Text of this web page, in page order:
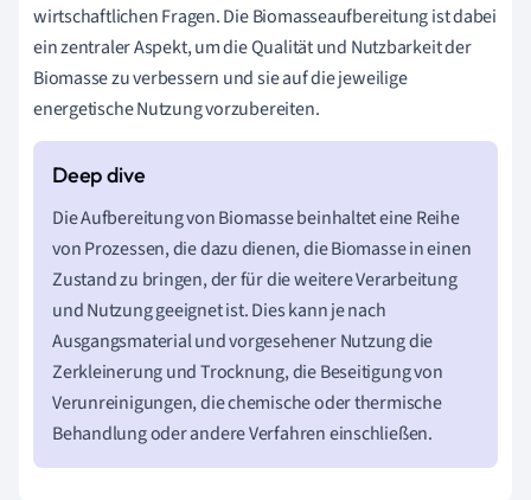
wirtschaftlichen Fragen. Die Biomasseaufbereitung ist dabei
ein zentraler Aspekt, um die Qualität und Nutzbarkeit der
Biomasse zu verbessern und sie auf die jeweilige
energetische Nutzung vorzubereiten.
Die Aufbereitung von Biomasse beinhaltet eine Reihe
von Prozessen, die dazu dienen, die Biomasse in einen
Zustand zu bringen, der für die weitere Verarbeitung
und Nutzung geeignet ist. Dies kann je nach
Ausgangsmaterial und vorgesehener Nutzung die
Zerkleinerung und Trocknung, die Beseitigung von
Verunreinigungen, die chemische oder thermische
Behandlung oder andere Verfahren einschließen.